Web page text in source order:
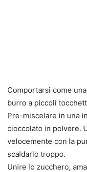
Comportarsi come
burro a piccoli
Pre-miscelare in una
cioccolato in polvere.
velocemente con la
scaldarlo troppo.
Unire lo zucchero,